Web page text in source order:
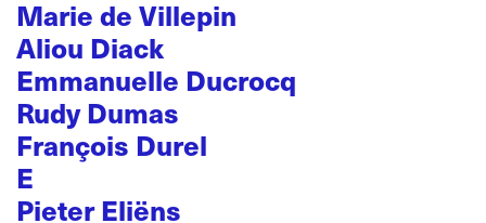
Marie de Villepin
Aliou Diack
Emmanuelle Ducrocq
Rudy Dumas
François Durel
E
Pieter Eliëns